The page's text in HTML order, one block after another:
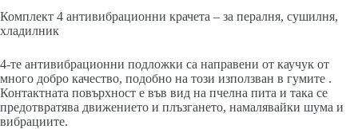
Комплект 4 антивибрационни крачета – за пералня, сушилня,
хладилник
4-те антивибрационни подложки са направени от каучук от
много добро качество, подобно на този използван в гумите .
Контактната повърхност е във вид на пчелна пита и така се
предотвратява движението и плъзгането, намалявайки шума и
вибрациите.